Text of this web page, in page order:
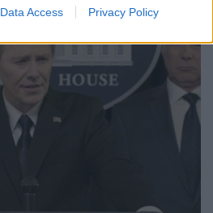
Data Access Privacy Policy